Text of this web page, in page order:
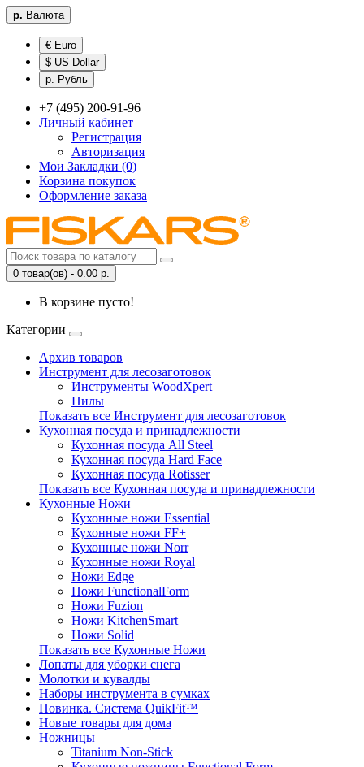
р. Валюта
€ Euro
$ US Dollar
р. Рубль
+7 (495) 200-91-96
Личный кабинет
Регистрация
Авторизация
Мои Закладки (0)
Корзина покупок
Оформление заказа
0 товар(ов) - 0.00 р.
В корзине пусто!
Категории
Архив товаров
Инструмент для лесозаготовок
Инструменты WoodXpert
Пилы
Показать все Инструмент для лесозаготовок
Кухонная посуда и принадлежности
Кухонная посуда All Steel
Кухонная посуда Hard Face
Кухонная посуда Rotisser
Показать все Кухонная посуда и принадлежности
Кухонные Ножи
Кухонные ножи Essential
Кухонные ножи FF+
Кухонные ножи Norr
Кухонные ножи Royal
Ножи Edge
Ножи FunctionalForm
Ножи Fuzion
Ножи KitchenSmart
Ножи Solid
Показать все Кухонные Ножи
Лопаты для уборки снега
Молотки и кувалды
Наборы инструмента в сумках
Новинка. Система QuikFit™
Новые товары для дома
Ножницы
Titanium Non-Stick